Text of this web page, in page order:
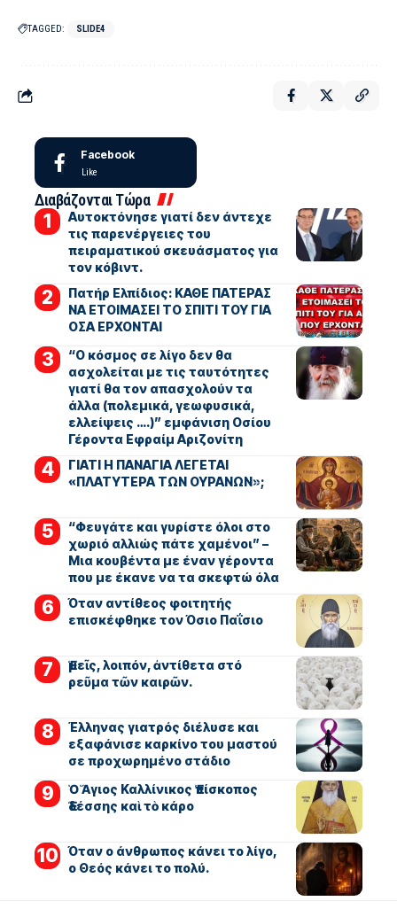
TAGGED: SLIDE4
Facebook
Like
Διαβάζονται Τώρα
Αυτοκτόνησε γιατί δεν άντεχε
τις παρενέργειες του
πειραματικού σκευάσματος για
τον κόβιντ.
Πατήρ Ελπίδιος: ΚΑΘΕ ΠΑΤΕΡΑΣ
ΝΑ ΕΤΟΙΜΑΣΕΙ ΤΟ ΣΠΙΤΙ ΤΟΥ ΓΙΑ
ΟΣΑ ΕΡΧΟΝΤΑΙ
“Ο κόσμος σε λίγο δεν θα
ασχολείται με τις ταυτότητες
γιατί θα τον απασχολούν τα
άλλα (πολεμικά, γεωφυσικά,
ελλείψεις ….)” εμφάνιση Οσίου
Γέροντα Εφραίμ Αριζονίτη
ΓΙΑΤΙ Η ΠΑΝΑΓΙΑ ΛΕΓΕΤΑΙ
«ΠΛΑΤΥΤΕΡΑ ΤΩΝ ΟΥΡΑΝΩΝ»;
“Φευγάτε και γυρίστε όλοι στο
χωριό αλλιώς πάτε χαμένοι” –
Μια κουβέντα με έναν γέροντα
που με έκανε να τα σκεφτώ όλα
Όταν αντίθεος φοιτητής
επισκέφθηκε τον Όσιο Παΐσιο
Ἐμεῖς, λοιπόν, ἀντίθετα στό
ρεῦμα τῶν καιρῶν.
Έλληνας γιατρός διέλυσε και
εξαφάνισε καρκίνο του μαστού
σε προχωρημένο στάδιο
Ὁ Ἅγιος Καλλίνικος Ἐπίσκοπος
Ἐδέσσης καὶ τὸ κάρο
Όταν ο άνθρωπος κάνει το λίγο,
ο Θεός κάνει το πολύ.